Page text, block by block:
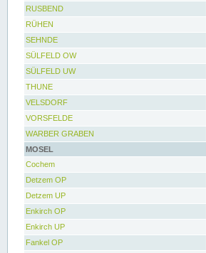
RUSBEND
RÜHEN
SEHNDE
SÜLFELD OW
SÜLFELD UW
THUNE
VELSDORF
VORSFELDE
WARBER GRABEN
MOSEL
Cochem
Detzem OP
Detzem UP
Enkirch OP
Enkirch UP
Fankel OP